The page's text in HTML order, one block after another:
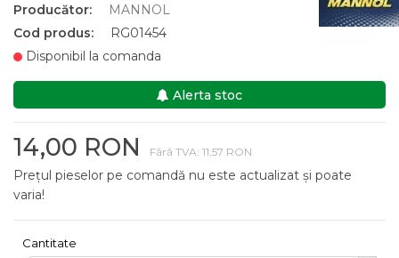
Producător:
MANNOL
Cod produs:
RG01454
Disponibil la comanda
Alerta stoc
14,00 RON Fără TVA: 11,57 RON
Prețul pieselor pe comandă nu este actualizat și poate
varia!
Cantitate